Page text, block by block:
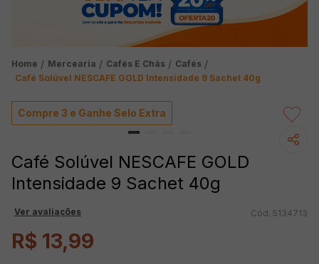
Mercearia Cafés E Chás
Cafés
Café Solúvel NESCAFE GOLD Intensidade 9 Sachet 40g
Compre 3 e Ganhe Selo Extra
Café Solúvel NESCAFE GOLD
Intensidade 9 Sachet 40g
Ver avaliações 5134713
R$ 13,99